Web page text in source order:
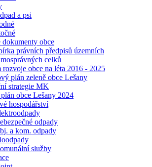
a psi
dokumenty obce
právních předpisů územních
celků
rozvoje obce na léta 2016 - 2025
plán zeleně obce Lešany
strategie MK
obce Lešany 2024
hospodářství
odpady
a kom. odpady
služby